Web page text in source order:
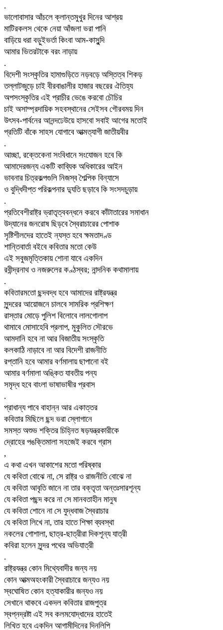
.
ভালোবাসার আঁচলে ক্লান্তমুখুর দিনের আশ্রয়
মাটিরকলস থেকে নেয়া আঁজলা ভরা পানি
বাড়িয়ে ধরা বড়ুইভর্তা কিংবা আম-কাসুন্দি
আমার ভিতরটাকে বরং নাড়ায়
.
বিদেশী সংস্কৃতির হামাগুড়িতে নড়বড়ে অস্তিত্ব শিকড়
তল্লাটজুড়ে চাই বীরবাঙালীর হাজার বছরের ঐতিহ্য
অপসংস্কৃতির এই প্রাচীর ভেঙে করবো চৌচির
চাই অসাম্প্রদায়িক সহবস্থানের সেইসব গৌরবময় দিন
উৎসব-পার্বনের আনন্দঢেউয়ে হাসবো সবাই আগের মতোই
প্রতিটি বাঁকে সাহস যোগাবে আত্মত্যাগী জাতীয়বীর
.
আচ্ছা, রক্তেকেনা সংবিধানে সংযোজন হবে কি
আমাদেরজন্য একটি কাব্যিক অধিকারের আইন
ভাবনার চিত্রকল্পগুলি নিজস্ব শৈল্পিক বিন্যাসে
ও বুদ্ধিদীপ্ত পরিকল্পনার দ্যুতি ছড়াবে কি সংসদচুড়ায়
.
প্রতিবেশীরাষ্ট্র ভ্রাতৃত্ববন্ধনে করবে কাঁটাতারের সমাধান
উদ্যানের জনরোষ ছিড়বে স্বৈরাচারের পোশাক
সৃষ্টিশীলদের হাতেই ন্যস্ত হবে ক্ষমতাদণ্ড
শান্তিবার্তা বইবে কবিতার মতো কেউ
এই সবুজমৃত্তিকায় শোনা যাবে একদিন
রবীন্দ্রনাথ ও নজরুলের কণ্ঠস্বর; নান্দনিক কথামালায়
.
কবিতারমতো ছন্দবদ্ধ হবে আমাদের রাষ্ট্রযন্ত্র
সুন্দরের আয়োজনে চালবে সামরিক প্রশিক্ষণ
রাস্তার মোড়ে পুলিশ বিলোবে লালগোলাপ
থামাবে মোসাহেবি প্রলাপ, মুকুলিত সৌরভে
আমদানি হবে না আর বিজাতীয় সংস্কৃতি
কলকাঠি নাড়াবে না আর বিদেশী রাজনীতি
রপ্তানি হবে আমার বর্ণমালায় ছাপানো বই
আমার বর্ণমালা অঙ্কিত যাবতীয় পন্য
সমৃদ্ধ হবে বাংলা ভাষাভাষীর প্রবাস
.
প্রাধান্য পাবে বাহান্ন আর একাত্তর
কবিতার মিছিলে ছন্দ ভরা স্লোগানে
সমস্ত অশুভ শক্তির চিহ্নিত ষড়যন্ত্রকারীকে
দ্রোহের পঙক্তিমালা সহজেই করবে গ্রাস
,
এ কথা এখন আকাশের মতো পরিষ্কার
যে কবিতা বোঝে না, সে রাষ্ট্র ও রাজনীতি বোঝে না
যে কবিতা আবৃতি জানে না তার বক্তৃতা অন্তঃসারশূন্য
যে কবিতা পছন্দ করে না সে মানবতাহীন মানুষ
যে কবিতা শোনে না সে যুদ্ধবাজ স্বৈরাচার
যে কবিতা লিখে না, তার হাতে শিক্ষা ব্যবস্থা
নকলের গোশালা, ছাত্র-ছাত্রীরা দিকশূন্য যাত্রী
কবিরা হলেন সুন্দর পথের অভিযাত্রী
.
রাষ্ট্রযন্ত্র কোন মিথ্যেবাদীর জন্য নয়
কোন আত্মঅহংকারী স্বৈরাচারে জন্যও নয়
স্বঘোষিত কোন হত্যাকারীর জন্যও নয়
সেখানে থাকবে একদল কবিতার রাজপুত্র
স্বপ্নদ্রষ্টা এই সব কলমযোদ্ধাদের হাতেই
লিখিত হবে একদিন আগামীদিনের দিনলিপি